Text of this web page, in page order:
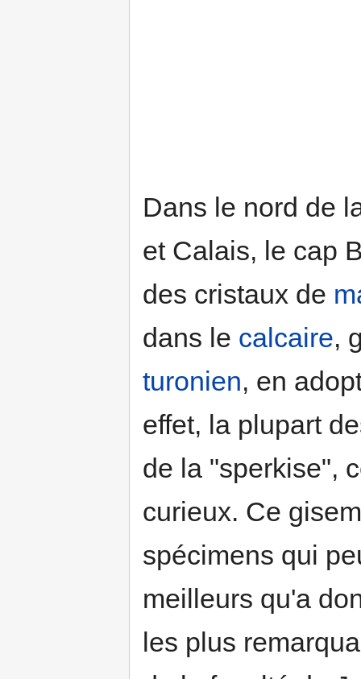
Dans le nord de
et Calais, le cap
des cristaux de
dans le calcaire,
turonien, en
effet, la plupart
de la "sperkise",
curieux. Ce
spécimens qui
meilleurs qu'a
les plus